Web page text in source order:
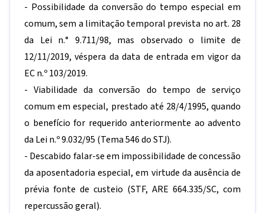
- Possibilidade da conversão do tempo especial em
comum, sem a limitação temporal prevista no art. 28
da Lei n.° 9.711/98, mas observado o limite de
12/11/2019, véspera da data de entrada em vigor da
EC n.º 103/2019.
- Viabilidade da conversão do tempo de serviço
comum em especial, prestado até 28/4/1995, quando
o benefício for requerido anteriormente ao advento
da Lei n.º 9.032/95 (Tema 546 do STJ).
- Descabido falar-se em impossibilidade de concessão
da aposentadoria especial, em virtude da ausência de
prévia fonte de custeio (STF, ARE 664.335/SC, com
repercussão geral).